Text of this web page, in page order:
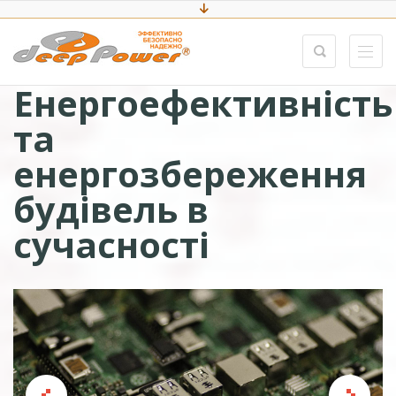
Енергоефективність
та
енергозбереження
будівель в
сучасності